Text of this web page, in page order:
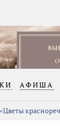
АФИША
«Цветы